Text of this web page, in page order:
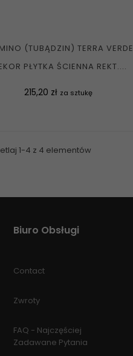
(TUBĄDZIN) TERRA VERDE
PŁYTKA ŚCIENNA REKT....
Cena
215,20 zł za sztukę
1-4 z 4 elementów
Biuro Obsługi
Contact
Zwroty
FAQ - Najczęściej
Zadawane Pytania